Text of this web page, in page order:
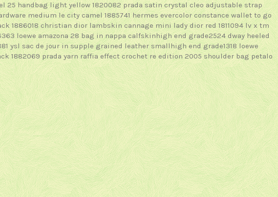
25 handbag light yellow 1820082 prada satin crystal cleo adjustable strap
medium le city camel 1885741 hermes evercolor constance wallet to go
1886018 christian dior lambskin cannage mini lady dior red 1811094 lv x tm
loewe amazona 28 bag in nappa calfskinhigh end grade2524 dway heeled
ysl sac de jour in supple grained leather smallhigh end grade1318 loewe
1882069 prada yarn raffia effect crochet re edition 2005 shoulder bag petalo